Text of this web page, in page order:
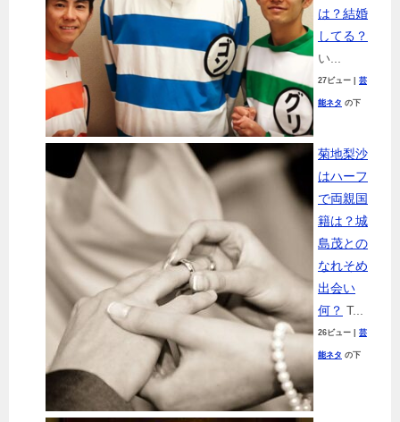
は？結婚
してる？
い...
27ビュー 芸
能ネタ の下
菊地梨沙
はハーフ
で両親国
籍は？城
島茂との
なれそめ
出会い
何？ T...
26ビュー 芸
能ネタ の下